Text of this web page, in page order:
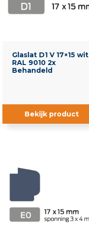
Glaslat D1 V 17×15 wit
RAL 9010 2x
Behandeld
Bekijk product